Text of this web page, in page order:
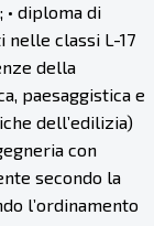
• diploma di
classi L-17
della
paesaggistica e
dell’edilizia)
con
secondo la
l’ordinamento